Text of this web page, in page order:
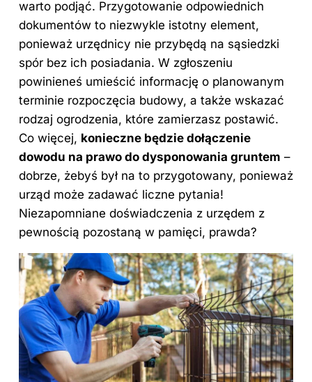
warto podjąć. Przygotowanie odpowiednich
dokumentów to niezwykle istotny element,
ponieważ urzędnicy nie przybędą na sąsiedzki
spór bez ich posiadania. W zgłoszeniu
powinieneś umieścić informację o planowanym
terminie rozpoczęcia budowy, a także wskazać
rodzaj ogrodzenia, które zamierzasz postawić.
Co więcej, konieczne będzie dołączenie
dowodu na prawo do dysponowania gruntem –
dobrze, żebyś był na to przygotowany, ponieważ
urząd może zadawać liczne pytania!
Niezapomniane doświadczenia z urzędem z
pewnością pozostaną w pamięci, prawda?